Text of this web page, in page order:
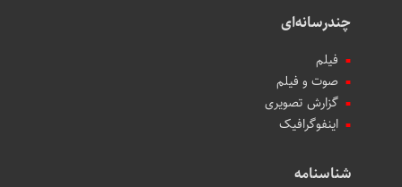
چندرسانه‌ای
فیلم
صوت و فیلم
گزارش تصویری
اینفوگرافیک
شناسنامه